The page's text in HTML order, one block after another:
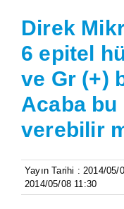
Direk
6 epitel
ve Gr (+)
Acaba bu
verebilir
Yayın Tarihi : 2014/05/
2014/05/08 11:30